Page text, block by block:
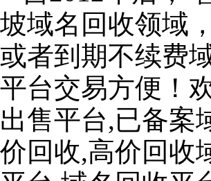
坡域名回收领域
或者到期不续费
平台交易方便！
出售平台,已备案
价回收,高价回收